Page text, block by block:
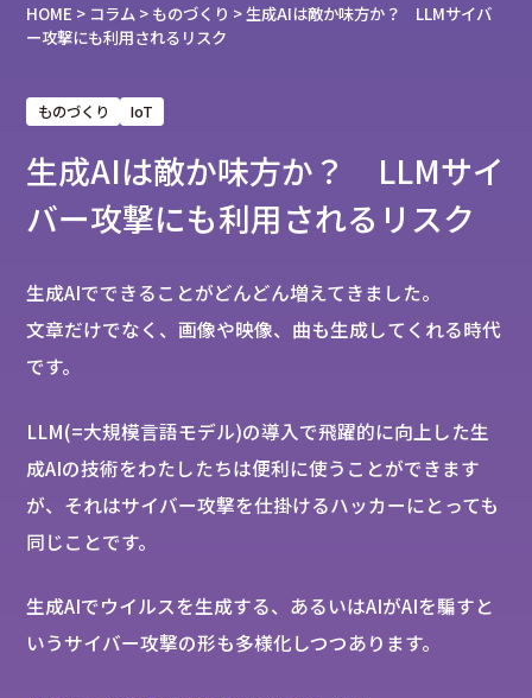
HOME > コラム > ものづくり >生成AIは敵か味方か？ LLMサイバ
ー攻撃にも利用されるリスク
ものづくり IoT
生成AIは敵か味方か？ LLMサイ
バー攻撃にも利用されるリスク
生成AIでできることがどんどん増えてきました。
文章だけでなく、画像や映像、曲も生成してくれる時代
です。
LLM(=大規模言語モデル)の導入で飛躍的に向上した生
成AIの技術をわたしたちは便利に使うことができます
が、それはサイバー攻撃を仕掛けるハッカーにとっても
同じことです。
生成AIでウイルスを生成する、あるいはAIがAIを騙すと
いうサイバー攻撃の形も多様化しつつあります。